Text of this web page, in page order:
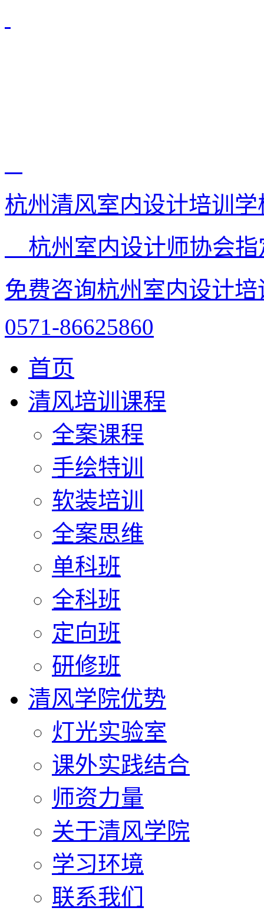
杭州清风室内设计培训学
杭州室内设计师协会
免费咨询杭州室内设计
0571-86625860
首页
清风培训课程
全案课程
手绘特训
软装培训
全案思维
单科班
全科班
定向班
研修班
清风学院优势
灯光实验室
课外实践结合
师资力量
关于清风学院
学习环境
联系我们